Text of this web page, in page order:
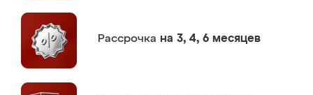
Рассрочка на 3, 4, 6 месяцев